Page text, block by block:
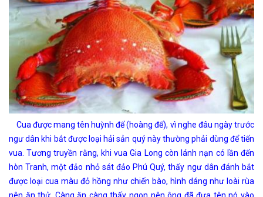
Cua được mang tên huỳnh đế (hoàng đế), vì nghe đâu ngày trước
ngư dân khi bắt được loại hải sản quý này thường phải dùng để tiến
vua. Tương truyền rằng, khi vua Gia Long còn lánh nạn có lần đến
hòn Tranh, một đảo nhỏ sát đảo Phú Quý, thấy ngư dân đánh bắt
được loại cua màu đỏ hồng như chiến bào, hình dáng như loài rùa